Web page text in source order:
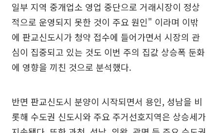
일부 지역 중개업소 영업 중단으로 거래시장이 정상
적으로 운영되지 못한 것이 주요 원인" 이라며 이밖
에 판교신도시가 청약 접수에 들어가면서 시장의 관
심이 집중되고 있는 것도 이번 주의 집값 상승폭 둔화
에 영향을 끼친 것으로 분석했다.
반면 판교신도시 분양이 시작되면서 용인, 성남을 비
롯해 수도권 신도시와 주요 주거선호지역은 상승세가